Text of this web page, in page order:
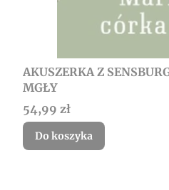
AKUSZERKA Z
MGŁY
Cena
54,99 zł
Do koszyka